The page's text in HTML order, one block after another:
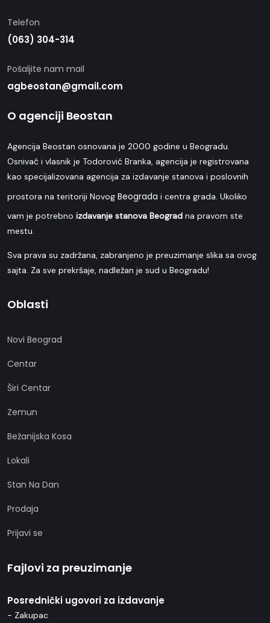
Telefon
(063) 304-314
Pošaljite nam mail
agbeostan@gmail.com
O agenciji Beostan
Agencija Beostan osnovana je 2000 godine u Beogradu.
Osnivač i vlasnik je Todorović Branka, agencija je registrovana
kao specijalizovana agencija za izdavanje stanova i poslovnih
prostora na teritoriji Novog Beograda i centra grada. Ukoliko
vam je potrebno izdavanje stanova Beograd na pravom ste
mestu.
Sva prava su zadržana, zabranjeno je preuzimanje slika sa ovog
sajta. Za sve prekršaje, nadležan je sud u Beogradu!
Oblasti
Novi Beograd
Centar
Širi Centar
Zemun
Bežanijska Kosa
Lokali
Stan Na Dan
Prodaja
Prijavi se
Fajlovi za preuzimanje
Posrednički ugovori za izdavanje
- Zakupac